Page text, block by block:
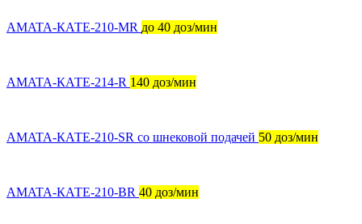
AMATA-КАТЕ-210-MR до 40 доз/мин
AMATA-КАТЕ-214-R 140 доз/мин
AMATA-КАТЕ-210-SR со шнековой подачей 50 доз/мин
AMATA-КАТЕ-210-BR 40 доз/мин